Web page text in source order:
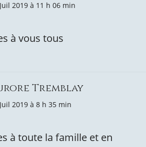
2019 à 11 h 06 min
à vous tous
Tremblay
2019 à 8 h 35 min
à toute la famille et en